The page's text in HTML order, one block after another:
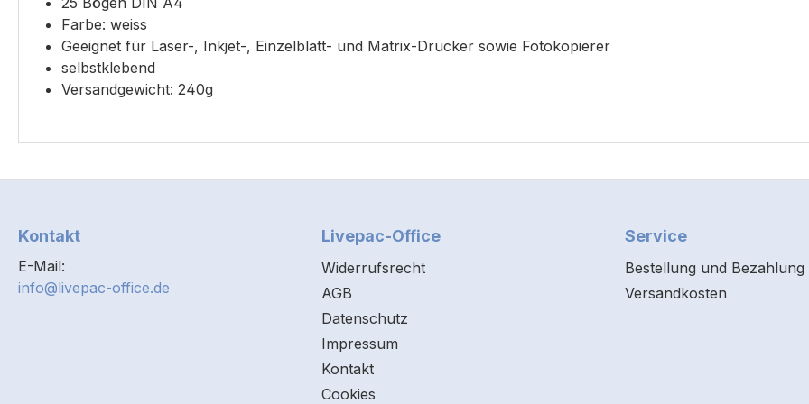
Farbe: weiss
Geeignet für Laser-, Inkjet-, Einzelblatt- und Matrix-Drucker sowie Fotokopierer
selbstklebend
Versandgewicht: 240g
Kontakt
E-Mail:
info@livepac-office.de
Livepac-Office
Widerrufsrecht
AGB
Datenschutz
Impressum
Kontakt
Cookies
Service
Bestellung und Bezahlung
Versandkosten